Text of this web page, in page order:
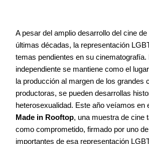
A pesar del amplio desarrollo del cine
últimas décadas, la representación
temas pendientes en su cinematografía.
independiente se mantiene como el
la producción al margen de los grandes
productoras, se pueden desarrollas
heterosexualidad. Este año veíamos en
Made in Rooftop, una muestra de cine
como comprometido, firmado por uno
importantes de esa representación